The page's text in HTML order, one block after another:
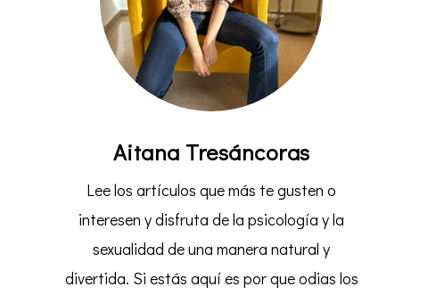
Aitana Tresáncoras
Lee los artículos que más te gusten o
interesen y disfruta de la psicología y la
sexualidad de una manera natural y
divertida. Si estás aquí es por que odias los